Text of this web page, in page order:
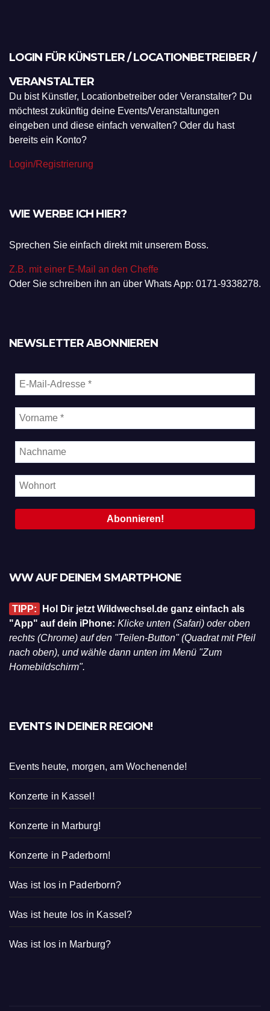
LOGIN FÜR KÜNSTLER / LOCATIONBETREIBER /
VERANSTALTER
Du bist Künstler, Locationbetreiber oder Veranstalter? Du
möchtest zukünftig deine Events/Veranstaltungen
eingeben und diese einfach verwalten? Oder du hast
bereits ein Konto?
Login/Registrierung
WIE WERBE ICH HIER?
Sprechen Sie einfach direkt mit unserem Boss.
Z.B. mit einer E-Mail an den Cheffe
Oder Sie schreiben ihn an über Whats App: 0171-9338278.
NEWSLETTER ABONNIEREN
WW AUF DEINEM SMARTPHONE
TIPP:
Hol Dir jetzt Wildwechsel.de ganz einfach als
"App" auf dein iPhone: Klicke unten (Safari) oder oben
rechts (Chrome) auf den "Teilen-Button" (Quadrat mit Pfeil
nach oben), und wähle dann unten im Menü "Zum
Homebildschirm".
EVENTS IN DEINER REGION!
Events heute, morgen, am Wochenende!
Konzerte in Kassel!
Konzerte in Marburg!
Konzerte in Paderborn!
Was ist los in Paderborn?
Was ist heute los in Kassel?
Was ist los in Marburg?